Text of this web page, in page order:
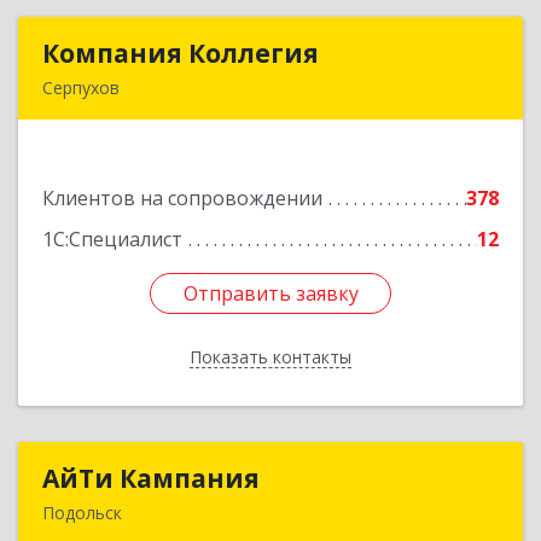
Компания Коллегия
Серпухов
Клиентов на сопровождении
378
1С:Специалист
12
Отправить заявку
Показать контакты
Компания Коллегия
Подробнее
Отправить заявку
Назад
АйТи Кампания
Подольск